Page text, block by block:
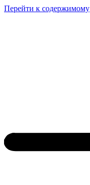
Перейти к содержимому